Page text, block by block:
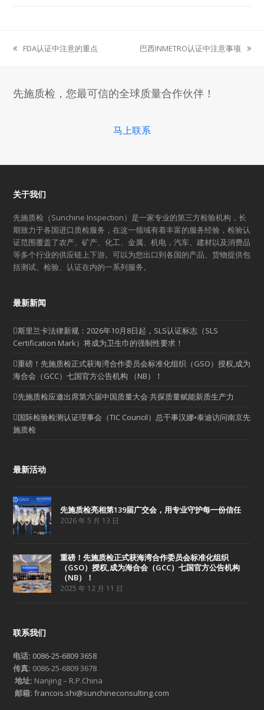
previous
FDA认证中注意的重点
next
巴西INMETRO认证中注意事项
先施质检，您最可信的全球质量合作伙伴！
马上联系
关于我们
先施质检（Sunchine Inspection）是一家专业的第三方检验机构，长
期致力于各国进口质检服务，在这一领域有着丰富的服务经验，检验认
证范围覆盖了农产、矿产、化工、金属、机电，汽车、建材以及消费品
等多个行业的供应链上下游。可以为您出口到各国的产品、货物提供包
括测试、检验、认证在内的一系列服务。
最新新闻
斯里兰卡法律新规：2026年10月8日起，SLS认证标志（SLS
Certification Mark）将成为卫生巾的强制性要求！
重磅！先施质检正式获海湾合作委员会标准化组织（GSO）授权,成为
海合会（GCC）七国官方公告机构 （NB）！
先施质检应邀出席第六届中国质量大会 共探质量赋能新质生产力
国际检验检测认证理事会（TIC Council）总干事汉娜•泰迪访问南京先
施质检
最新活动
先施质检亮相第139届广交会，用专业守护每一份信任
2026 年 5 月 13 日
重磅！先施质检正式获海湾合作委员会标准化组织
（GSO）授权,成为海合会（GCC）七国官方公告机构
（NB）！
2025 年 12 月 11 日
联系我们
电话: 0086-25-6809 3658
传真: 0086-25-6809 3678
地址: Nanjing – R.P.China
邮箱: francois.shi@sunchineconsulting.com